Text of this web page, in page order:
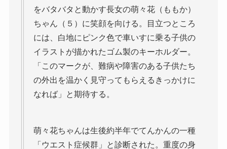
をバタバタと動かす長女の萌々花（ももか）
ちゃん（５）に笑顔を向ける。目立つところ
には、白地にピンク色で車いすに乗る子供の
イラストが描かれたゴム製のキーホルダー。
「このマークが、難病や障害のある子供たち
の外出を温かく見守ってもらえるきっかけに
なれば」と期待する。
萌々花ちゃんは生後約半年でてんかんの一種
「ウエスト症候群」と診断された。重度の身